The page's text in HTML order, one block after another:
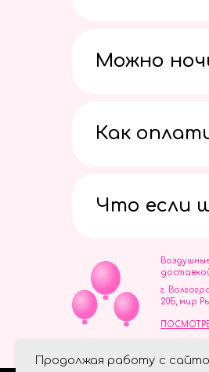
Продолжая работу с
Можно
Как
Что если
г.
20Б, мир
ИНН 344110093739